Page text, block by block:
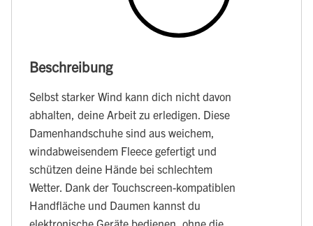
Beschreibung
Selbst starker Wind kann dich nicht davon
abhalten, deine Arbeit zu erledigen. Diese
Damenhandschuhe sind aus weichem,
windabweisendem Fleece gefertigt und
schützen deine Hände bei schlechtem
Wetter. Dank der Touchscreen-kompatiblen
Handfläche und Daumen kannst du